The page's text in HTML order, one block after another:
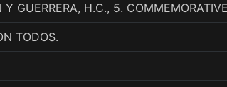
Y GUERRERA, H.C., 5.
TODOS.